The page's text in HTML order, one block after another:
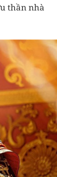
thần nhà